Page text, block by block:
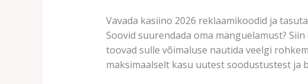
Vavada kasiino 2026 reklaamikoodid ja
Soovid suurendada oma mänguelamust?
toovad sulle võimaluse nautida veelgi
maksimaalselt kasu uutest soodustustest ja